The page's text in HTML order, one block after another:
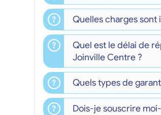
Quelles charges sont
Quel est le délai de
Joinville Centre ?
Quels types de
Dois-je souscrire